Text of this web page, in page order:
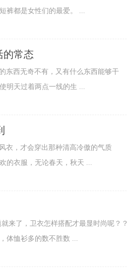
裤都是女性们的最爱。 ...
的常态
东西无奇不有，又有什么东西能够干
明天过着两点一线的生 ...
衣，才会穿出那种清高冷傲的气质
的衣服，无论春天，秋天 ...
来了，卫衣怎样搭配才最显时尚呢？？
体恤衫多的数不胜数 ...